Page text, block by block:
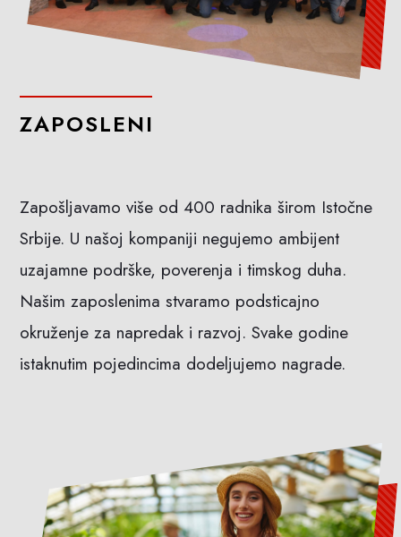
ZAPOSLENI
Zapošljavamo više od 400 radnika širom Istočne
Srbije. U našoj kompaniji negujemo ambijent
uzajamne podrške, poverenja i timskog duha.
Našim zaposlenima stvaramo podsticajno
okruženje za napredak i razvoj. Svake godine
istaknutim pojedincima dodeljujemo nagrade.